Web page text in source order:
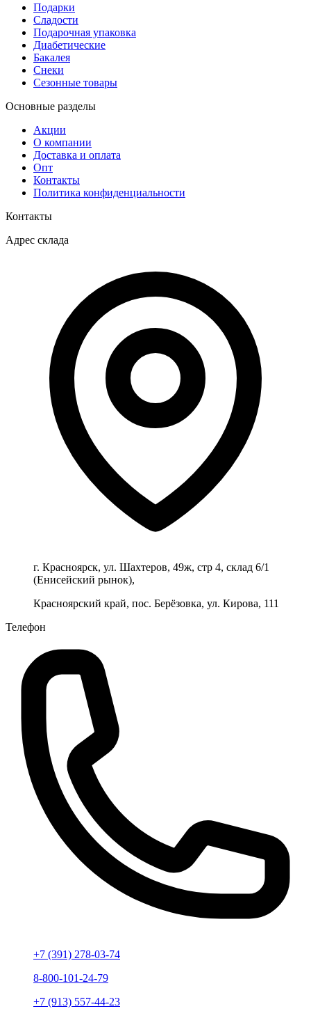
Подарки
Сладости
Подарочная упаковка
Диабетические
Бакалея
Снеки
Сезонные товары
Основные разделы
Акции
О компании
Доставка и оплата
Опт
Контакты
Политика конфиденциальности
Контакты
Адрес склада
г. Красноярск, ул. Шахтеров, 49ж, стр 4, склад 6/1
(Енисейский рынок),
Красноярский край, пос. Берёзовка, ул. Кирова, 111
Телефон
+7 (391) 278-03-74
8-800-101-24-79
+7 (913) 557-44-23